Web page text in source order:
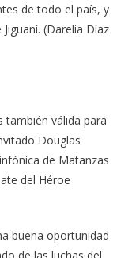
de todo el país, y
(Darelia Díaz
también válida para
Douglas
de Matanzas
del Héroe
buena oportunidad